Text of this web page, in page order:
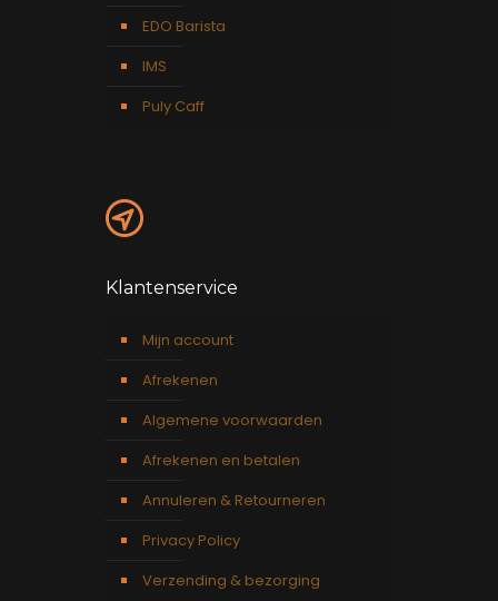
EDO Barista
IMS
Puly Caff
Klantenservice
Mijn account
Afrekenen
Algemene voorwaarden
Afrekenen en betalen
Annuleren & Retourneren
Privacy Policy
Verzending & bezorging